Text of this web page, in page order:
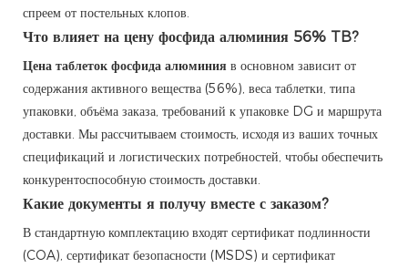
спреем от постельных клопов.
Что влияет на цену фосфида алюминия 56% TB?
Цена таблеток фосфида алюминия в основном зависит от
содержания активного вещества (56%), веса таблетки, типа
упаковки, объёма заказа, требований к упаковке DG и маршрута
доставки. Мы рассчитываем стоимость, исходя из ваших точных
спецификаций и логистических потребностей, чтобы обеспечить
конкурентоспособную стоимость доставки.
Какие документы я получу вместе с заказом?
В стандартную комплектацию входят сертификат подлинности
(COA), сертификат безопасности (MSDS) и сертификат